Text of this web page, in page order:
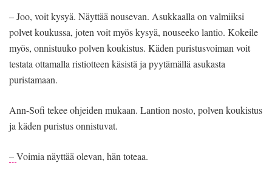
– Joo, voit kysyä. Näyttää nousevan. Asukkaalla on valmiiksi
polvet koukussa, joten voit myös kysyä, nouseeko lantio. Kokeile
myös, onnistuuko polven koukistus. Käden puristusvoiman voit
testata ottamalla ristiotteen käsistä ja pyytämällä asukasta
puristamaan.
Ann-Sofi tekee ohjeiden mukaan. Lantion nosto, polven koukistus
ja käden puristus onnistuvat.
–Voimia näyttää olevan, hän toteaa.